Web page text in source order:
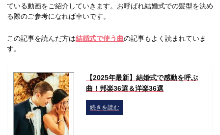
ている動画をご紹介していきます。お呼ばれ結婚式での髪型を決め
る際のご参考になれば幸いです。
この記事を読んだ方は結婚式で使う曲の記事もよく読まれていま
す。
【2025年最新】結婚式で感動を呼ぶ
曲！邦楽36選＆洋楽36選
続きを読む